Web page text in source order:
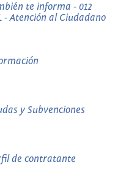
te informa - 012
- Atención al Ciudadano
y Subvenciones
de contratante